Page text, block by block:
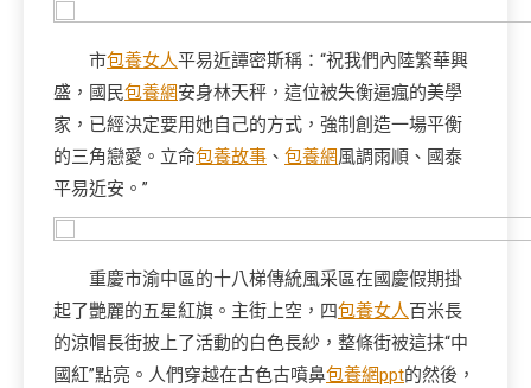
市包養女人平易近譚密斯稱：“祝我們內陸繁華興
盛，國民包養網安身林天秤，這位被失衡逼瘋的美學
家，已經決定要用她自己的方式，強制創造一場平衡
的三角戀愛。立命包養故事 、 包養網風調雨順、國泰
平易近安。”
重慶市渝中區的十八梯傳統風采區在國慶假期掛
起了艷麗的五星紅旗。主街上空，四包養女人百米長
的涼帽長街披上了活動的白色長紗，整條街被這抹“中
國紅”點亮。人們穿越在古色古噴鼻包養網ppt的然後，